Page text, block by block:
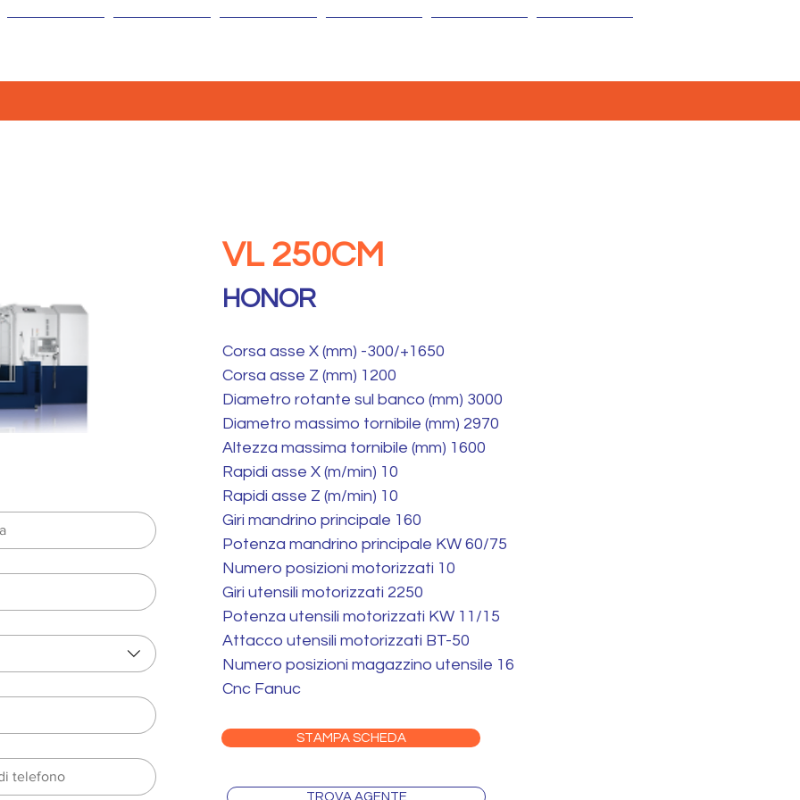
VL 250CM
HONOR
Corsa asse X (mm) -300/+1650
Corsa asse Z (mm) 1200
Diametro rotante sul banco (mm) 3000
Diametro massimo tornibile (mm) 2970
Altezza massima tornibile (mm) 1600
Rapidi asse X (m/min) 10
Rapidi asse Z (m/min) 10
Giri mandrino principale 160
Potenza mandrino principale KW 60/75
Numero posizioni motorizzati 10
Giri utensili motorizzati 2250
Potenza utensili motorizzati KW 11/15
Attacco utensili motorizzati BT-50
Numero posizioni magazzino utensile 16
Cnc Fanuc
STAMPA SCHEDA
TROVA AGENTE